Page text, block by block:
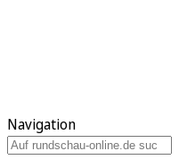
Navigation